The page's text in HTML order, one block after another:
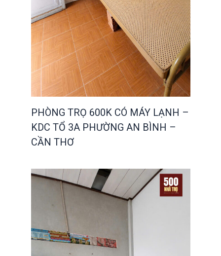
PHÒNG TRỌ 600K CÓ MÁY LẠNH –
KDC TỔ 3A PHƯỜNG AN BÌNH –
CẦN THƠ